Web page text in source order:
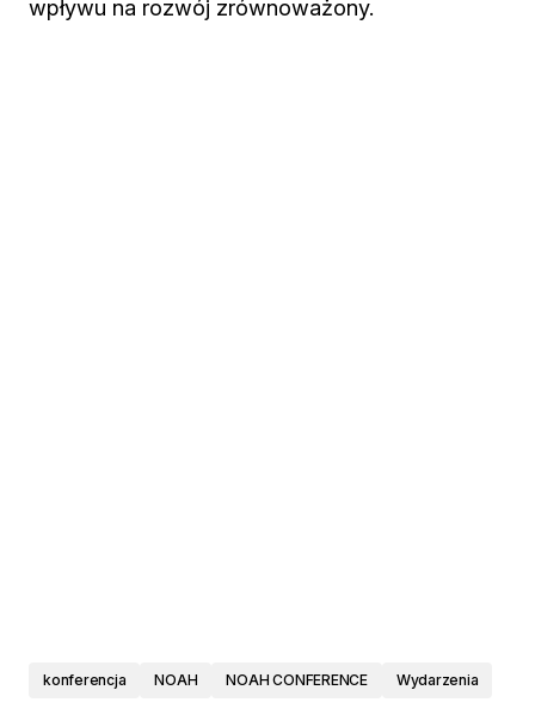
wpływu na rozwój zrównoważony.
konferencja NOAH NOAH CONFERENCE Wydarzenia